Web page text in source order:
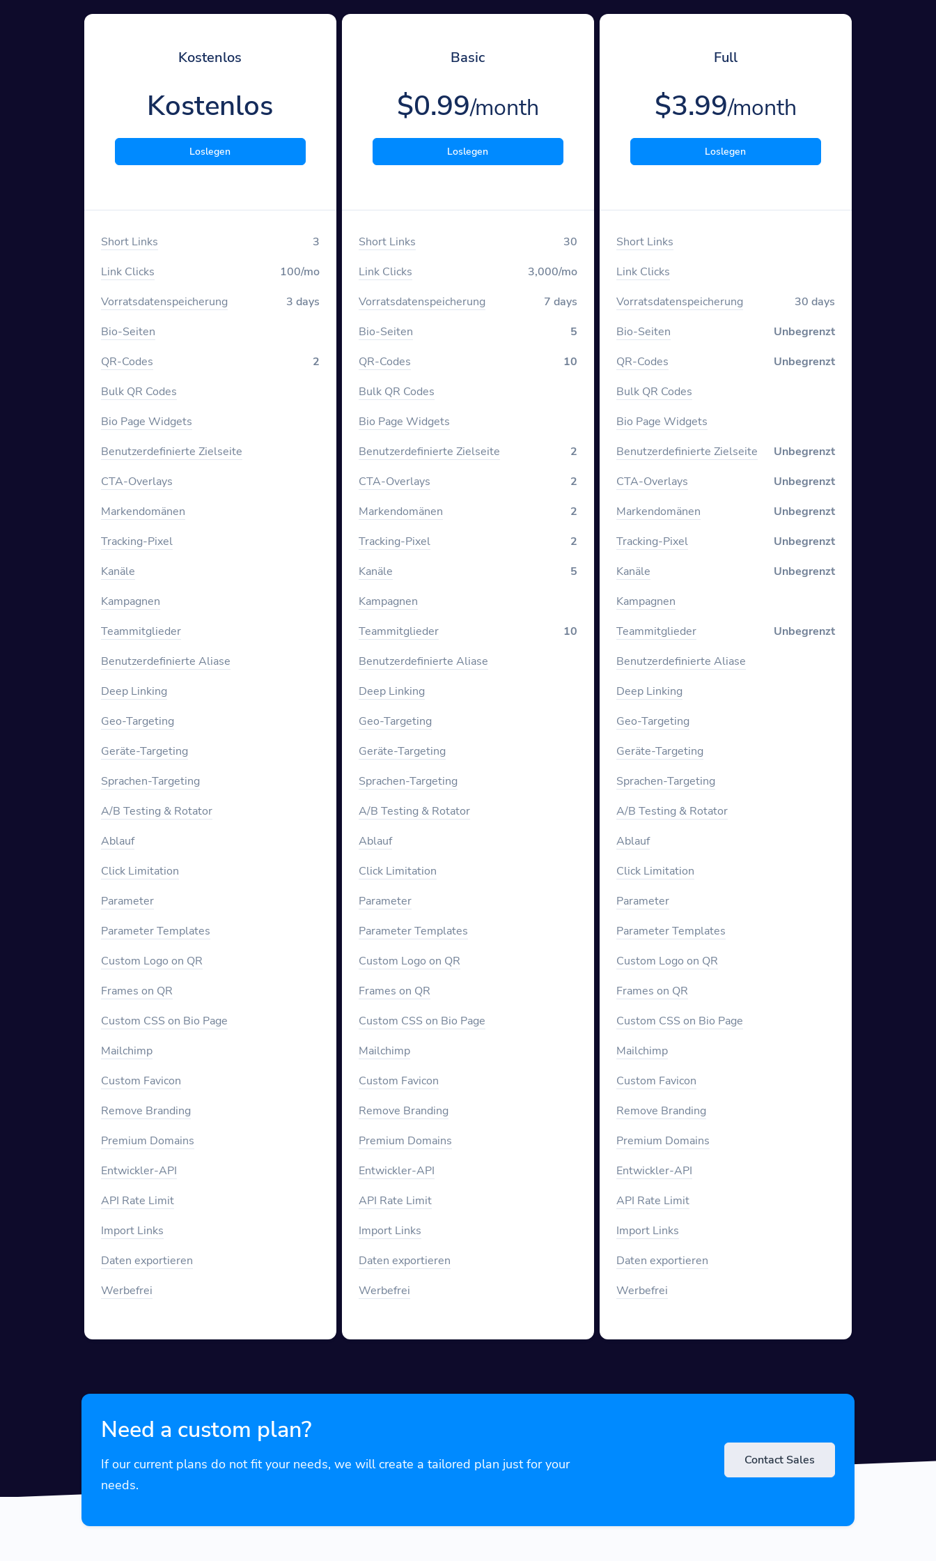
Kostenlos
Kostenlos
Loslegen
Short Links
3
Link Clicks
100/mo
Vorratsdatenspeicherung
3 days
Bio-Seiten
QR-Codes
2
Bulk QR Codes
Bio Page Widgets
Benutzerdefinierte Zielseite
CTA-Overlays
Markendomänen
Tracking-Pixel
Kanäle
Kampagnen
Teammitglieder
Benutzerdefinierte Aliase
Deep Linking
Geo-Targeting
Geräte-Targeting
Sprachen-Targeting
A/B Testing & Rotator
Ablauf
Click Limitation
Parameter
Parameter Templates
Custom Logo on QR
Frames on QR
Custom CSS on Bio Page
Mailchimp
Custom Favicon
Remove Branding
Premium Domains
Entwickler-API
API Rate Limit
Import Links
Daten exportieren
Werbefrei
Basic
$0.99/month
Loslegen
Short Links
30
Link Clicks
3,000/mo
Vorratsdatenspeicherung
7 days
Bio-Seiten
5
QR-Codes
10
Bulk QR Codes
Bio Page Widgets
Benutzerdefinierte Zielseite
2
CTA-Overlays
2
Markendomänen
2
Tracking-Pixel
2
Kanäle
5
Kampagnen
Teammitglieder
10
Benutzerdefinierte Aliase
Deep Linking
Geo-Targeting
Geräte-Targeting
Sprachen-Targeting
A/B Testing & Rotator
Ablauf
Click Limitation
Parameter
Parameter Templates
Custom Logo on QR
Frames on QR
Custom CSS on Bio Page
Mailchimp
Custom Favicon
Remove Branding
Premium Domains
Entwickler-API
API Rate Limit
Import Links
Daten exportieren
Werbefrei
Full
$3.99/month
Loslegen
Short Links
Link Clicks
Vorratsdatenspeicherung
30 days
Bio-Seiten
Unbegrenzt
QR-Codes
Unbegrenzt
Bulk QR Codes
Bio Page Widgets
Benutzerdefinierte Zielseite
Unbegrenzt
CTA-Overlays
Unbegrenzt
Markendomänen
Unbegrenzt
Tracking-Pixel
Unbegrenzt
Kanäle
Unbegrenzt
Kampagnen
Teammitglieder
Unbegrenzt
Benutzerdefinierte Aliase
Deep Linking
Geo-Targeting
Geräte-Targeting
Sprachen-Targeting
A/B Testing & Rotator
Ablauf
Click Limitation
Parameter
Parameter Templates
Custom Logo on QR
Frames on QR
Custom CSS on Bio Page
Mailchimp
Custom Favicon
Remove Branding
Premium Domains
Entwickler-API
API Rate Limit
Import Links
Daten exportieren
Werbefrei
Need a custom plan?
If our current plans do not fit your needs, we will create a tailored plan just for your
needs.
Contact Sales